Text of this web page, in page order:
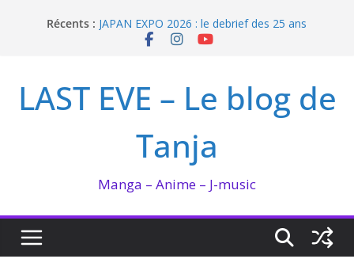
Récents : JAPAN EXPO 2026 : le debrief des 25 ans
Bilan lecture et visionnage de juillet 2026
Enomoto n’est pas un ange
LAST EVE – Le blog de
Tanja
Manga – Anime – J-music